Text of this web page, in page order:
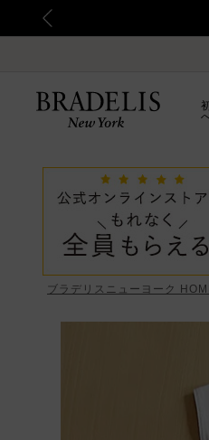
ブラデリスニューヨーク